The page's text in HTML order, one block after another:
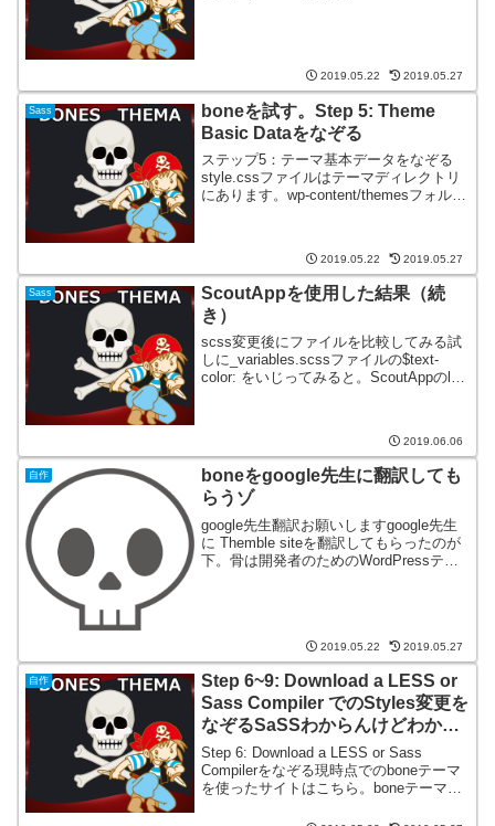
2019.05.22 2019.05.27
Sass
boneを試す。Step 5: Theme
Basic Dataをなぞる
ステップ5：テーマ基本データをなぞる
style.cssファイルはテーマディレクトリ
にあります。wp-content/themesフォルダ
2019.05.22 2019.05.27
Sass
ScoutAppを使用した結果（続
き）
scss変更後にファイルを比較してみる試
しに_variables.scssファイルの$text-
color: をいじってみると。ScoutAppのlog
2019.06.06
自作
boneをgoogle先生に翻訳しても
らうゾ
google先生翻訳お願いしますgoogle先生
に Themble siteを翻訳してもらったのが
下。骨は開発者のためのWordPressテー
2019.05.22 2019.05.27
自作
Step 6~9: Download a LESS or
Sass Compiler でのStyles変更を
なぞるSaSSわからんけどわかっ
たことにする。
Step 6: Download a LESS or Sass
Compilerをなぞる現時点でのboneテーマ
を使ったサイトはこちら。boneテーマス